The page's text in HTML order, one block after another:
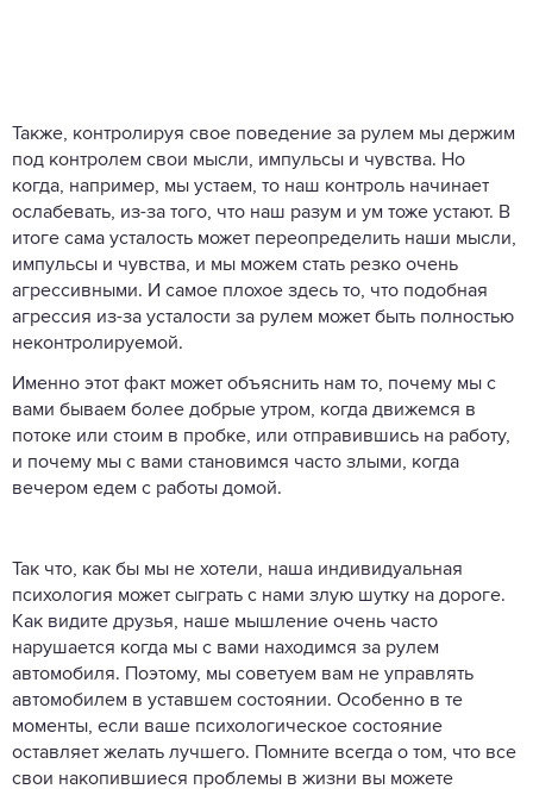
Также, контролируя свое поведение за рулем мы держим
под контролем свои мысли, импульсы и чувства. Но
когда, например, мы устаем, то наш контроль начинает
ослабевать, из-за того, что наш разум и ум тоже устают. В
итоге сама усталость может переопределить наши мысли,
импульсы и чувства, и мы можем стать резко очень
агрессивными. И самое плохое здесь то, что подобная
агрессия из-за усталости за рулем может быть полностью
неконтролируемой.
Именно этот факт может объяснить нам то, почему мы с
вами бываем более добрые утром, когда движемся в
потоке или стоим в пробке, или отправившись на работу,
и почему мы с вами становимся часто злыми, когда
вечером едем с работы домой.
Так что, как бы мы не хотели, наша индивидуальная
психология может сыграть с нами злую шутку на дороге.
Как видите друзья, наше мышление очень часто
нарушается когда мы с вами находимся за рулем
автомобиля. Поэтому, мы советуем вам не управлять
автомобилем в уставшем состоянии. Особенно в те
моменты, если ваше психологическое состояние
оставляет желать лучшего. Помните всегда о том, что все
свои накопившиеся проблемы в жизни вы можете